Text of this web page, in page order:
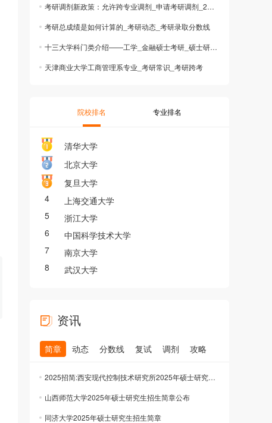
考研调剂新政策：允许跨专业调剂_申请考研调剂_25考研调剂
考研总成绩是如何计算的_考研动态_考研录取分数线
十三大学科门类介绍——工学_金融硕士考研_硕士研究生招生简章
天津商业大学工商管理系专业_考研常识_考研跨考
院校排名 专业排名
清华大学
北京大学
复旦大学
4
上海交通大学
5
浙江大学
6
中国科学技术大学
7
南京大学
8
武汉大学
资讯
简章 动态 分数线 复试 调剂 攻略
2025招简:西安现代控制技术研究所2025年硕士研究生招生简章公布
山西师范大学2025年硕士研究生招生简章公布
同济大学2025年硕士研究生招生简章